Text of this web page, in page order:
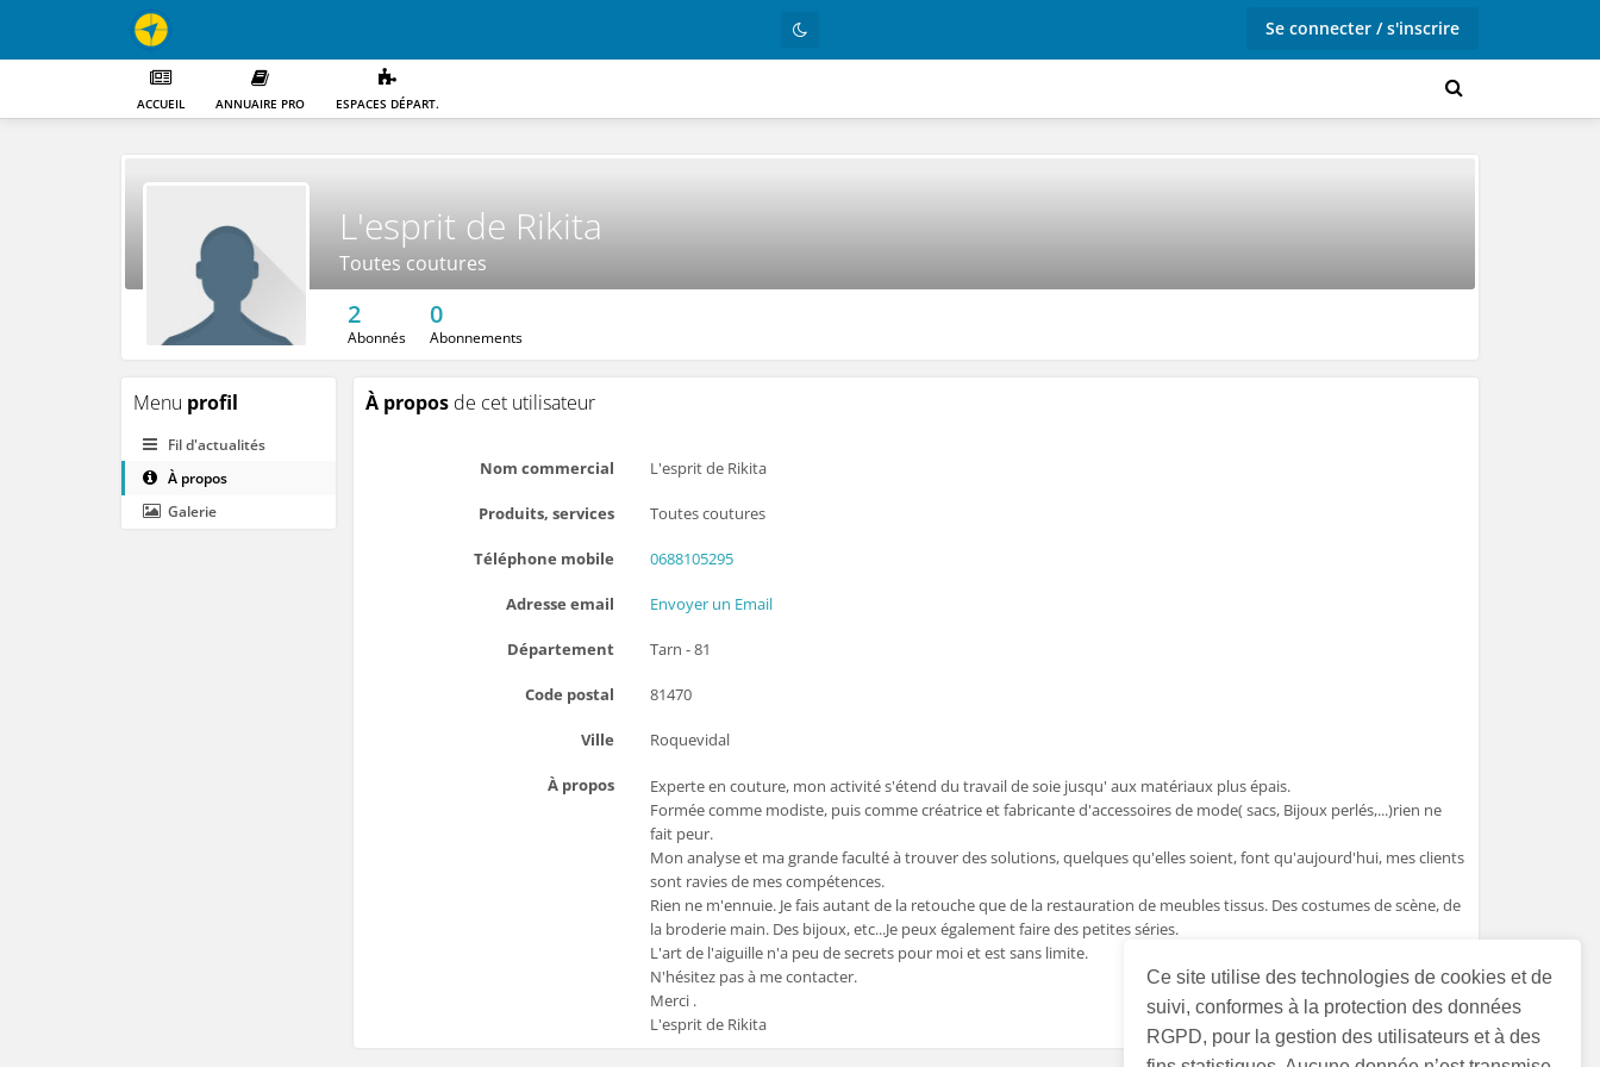
Ce site utilise des technologies de cookies et de
suivi, conformes à la protection des données
RGPD, pour la gestion des utilisateurs et à des
Se connecter / s'inscrire
ACCUEIL ANNUAIRE PRO ESPACES DÉPART.
L'esprit de Rikita
Toutes coutures
2
Abonnés
0
Abonnements
Menu profil
Fil d'actualités
À propos
Galerie
À propos de cet utilisateur
Nom commercial L'esprit de Rikita
Produits, services Toutes coutures
Téléphone mobile 0688105295
Adresse email Envoyer un Email
Département Tarn - 81
Code postal 81470
Ville Roquevidal
À propos
Experte en couture, mon activité s'étend du travail de soie jusqu' aux matériaux plus épais.
Formée comme modiste, puis comme créatrice et fabricante d'accessoires de mode( sacs, Bijoux perlés,...)rien ne
fait peur.
Mon analyse et ma grande faculté à trouver des solutions, quelques qu'elles soient, font qu'aujourd'hui, mes clients
sont ravies de mes compétences.
Rien ne m'ennuie. Je fais autant de la retouche que de la restauration de meubles tissus. Des costumes de scène, de
la broderie main. Des bijoux, etc...Je peux également faire des petites séries.
L'art de l'aiguille n'a peu de secrets pour moi et est sans limite.
N'hésitez pas à me contacter.
Merci .
L'esprit de Rikita